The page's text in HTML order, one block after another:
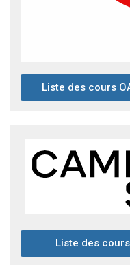
Liste des cours
Liste des cours